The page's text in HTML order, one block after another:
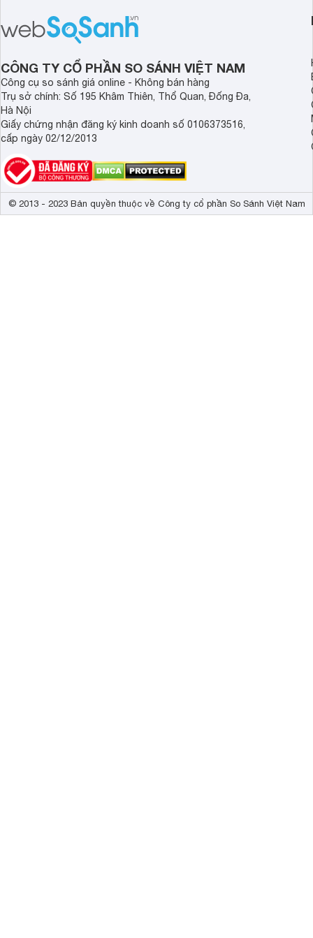
không, bài viết đánh giá máy in Canon
LBP6030 dưới đây sẽ giúp bạn hiểu
CÔNG TY CỔ PHẦN SO SÁNH VIỆT NAM
Công cụ so sánh giá online - Không bán hàng
Trụ sở chính: Số 195 Khâm Thiên, Thổ Quan, Đống Đa,
Hà Nội
Giấy chứng nhận đăng ký kinh doanh số 0106373516,
cấp ngày 02/12/2013
© 2013 - 2023 Bản quyền thuộc về Công ty cổ phần So Sánh Việt Nam